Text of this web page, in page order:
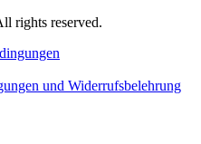
rights reserved.
und Widerrufsbelehrung